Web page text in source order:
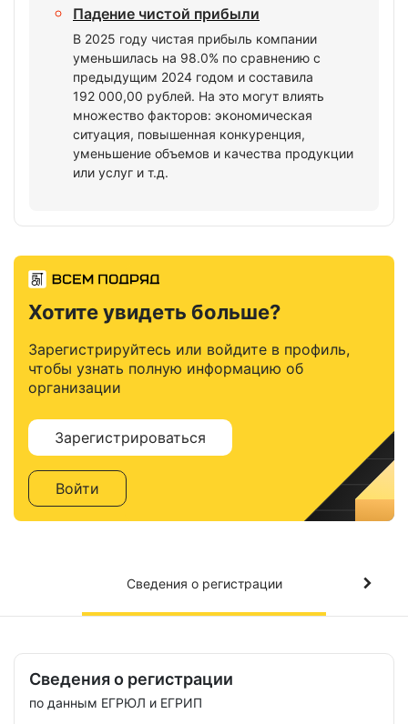
Падение чистой прибыли
В 2025 году чистая прибыль компании
уменьшилась на 98.0% по сравнению с
предыдущим 2024 годом и составила
192 000,00 рублей. На это могут влиять
множество факторов: экономическая
ситуация, повышенная конкуренция,
уменьшение объемов и качества продукции
или услуг и т.д.
Хотите увидеть больше?
Зарегистрируйтесь или войдите в профиль,
чтобы узнать полную информацию об
организации
Зарегистрироваться
Войти
Сведения о регистрации
Сведения о регистрации
по данным ЕГРЮЛ и ЕГРИП